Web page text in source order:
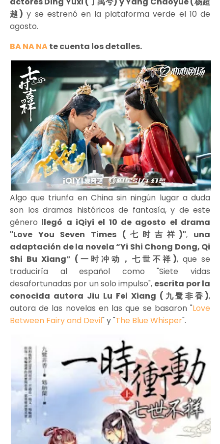
越) y se estrenó en la plataforma verde el 10 de
agosto.
BA NA NAte cuenta los detalles.
Algo que triunfa en China sin ningún lugar a duda
son los dramas históricos de fantasía, y de este
género llegó a iQiyi el 10 de agosto el drama
"Love You Seven Times (七时吉祥)", una
adaptación de la novela “Yi Shi Chong Dong, Qi
Shi Bu Xiang” (一时冲动，七世不祥), que se
traduciría al español como "Siete vidas
desafortunadas por un solo impulso", escrita por la
conocida autora Jiu Lu Fei Xiang (九鹭非香),
autora de las novelas en las que se basaron "Love
Between Fairy and Devil" y "The Blue Whisper".